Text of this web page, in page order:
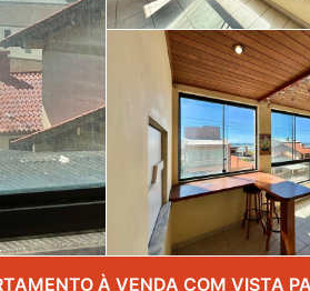
À VENDA COM VISTA